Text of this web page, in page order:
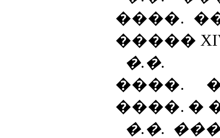
����.
�����
�.�.
����.
����. �
�.�.